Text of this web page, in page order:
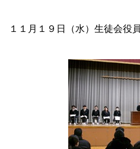
１１月１９日（水）生徒会役